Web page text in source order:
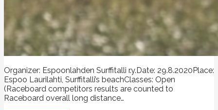
Organizer: Espoonlahden Surffitalli r.y.Date: 29.8.2020Place:
Espoo Laurilahti, Surffitalli’s beachClasses: Open
(Raceboard competitors results are counted to
Raceboard overall long distance…